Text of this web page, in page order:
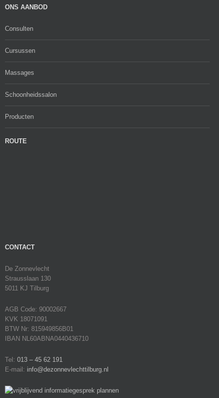
ONS AANBOD
Consulten
Cursussen
Massages
Schoonheidssalon
Producten
ROUTE
CONTACT
De Zonnevlecht
Strausslaan 130
5011 KJ Tilburg
AGB Code: 90002667
KVK 18071091
BTW Nr: 815949856B01
IBAN NL60ABNA0440436710
Tel: 013 – 45 62 191
E-mail: info@dezonnevlechttilburg.nl